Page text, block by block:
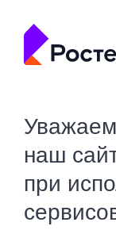
наш
при